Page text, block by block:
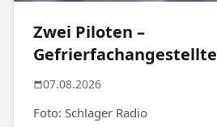
Zwei Piloten –
Gefrierfachangestellte
07.08.2026
Foto: Schlager Radio